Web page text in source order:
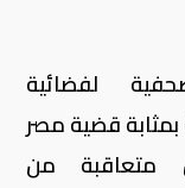
لفضائية
بمثابة قضية مصر
متعاقبة من